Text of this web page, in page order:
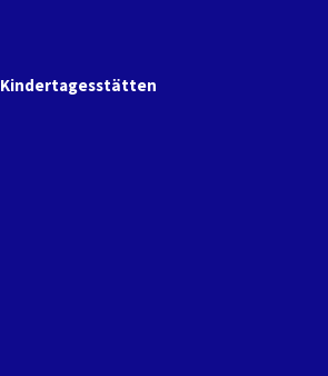
Kindertagesstätten